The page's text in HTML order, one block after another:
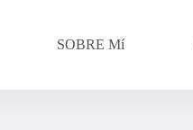
SOBRE Mí